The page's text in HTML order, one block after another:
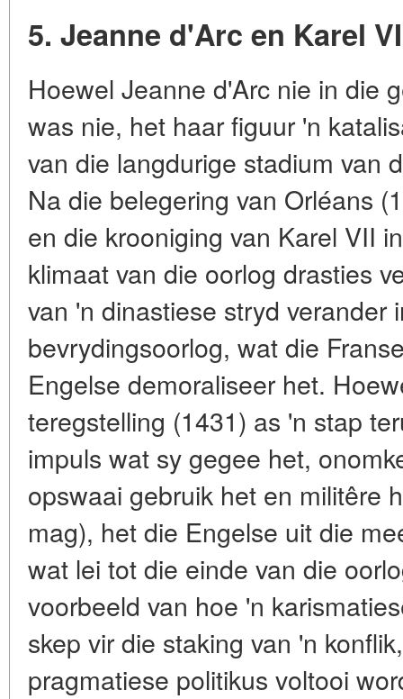
5. Jeanne d'Arc en Karel
Hoewel Jeanne d'Arc nie in die
was nie, het haar figuur 'n
van die langdurige stadium van
Na die belegering van Orléans
en die krooniging van Karel VII
klimaat van die oorlog drasties
van 'n dinastiese stryd verander
bevrydingsoorlog, wat die
Engelse demoraliseer het.
teregstelling (1431) as 'n stap
impuls wat sy gegee het,
opswaai gebruik het en militêre
mag), het die Engelse uit die
wat lei tot die einde van die
voorbeeld van hoe 'n
skep vir die staking van 'n
pragmatiese politikus voltooi